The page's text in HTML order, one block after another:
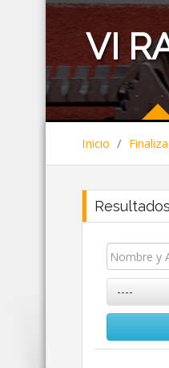
VI
Inicio /
----